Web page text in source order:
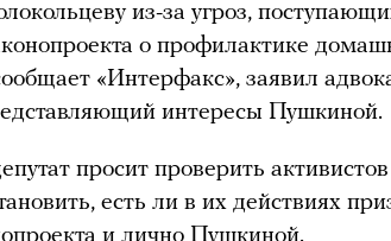
из-за угроз,
о профилактике
«Интерфакс», заявил
интересы Пушкиной.
просит проверить
есть ли в их действиях
и лично Пушкиной.